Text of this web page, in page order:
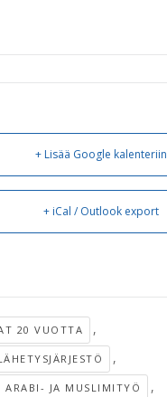
+ Lisää Google kalenteriin
+ iCal / Outlook export
20 VUOTTA ,
,
ARABI- JA MUSLIMITYÖ ,